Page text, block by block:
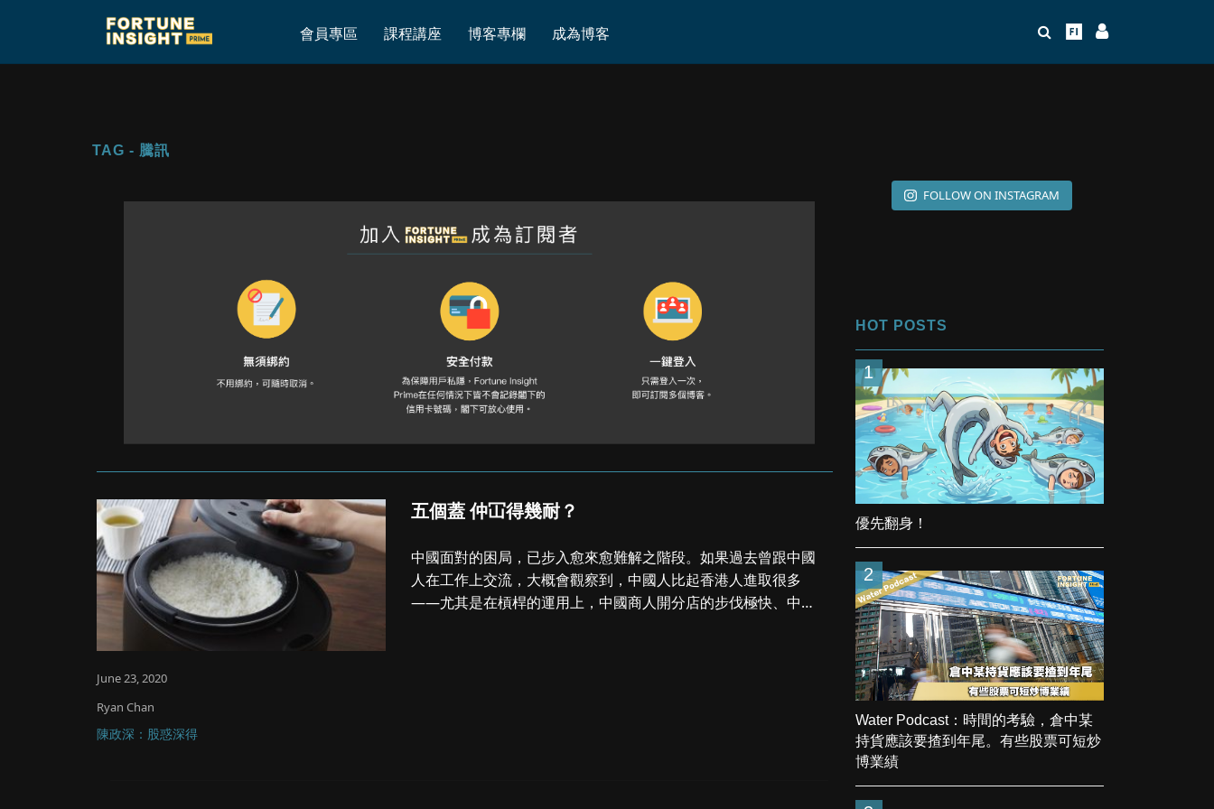
會員專區 課程講座 博客專欄 成為博客
Page 7
TAG - 騰訊
June 23, 2020
Ryan Chan
陳政深：股惑深得
五個蓋 仲冚得幾耐？
中國面對的困局，已步入愈來愈難解之階段。如果過去曾跟中國
人在工作上交流，大概會觀察到，中國人比起香港人進取很多
——尤其是在槓桿的運用上，中國商人開分店的步伐極快、中國
FOLLOW ON INSTAGRAM
HOT POSTS
1
優先翻身！
2
Water Podcast：時間的考驗，倉中某
持貨應該要揸到年尾。有些股票可短炒
博業績